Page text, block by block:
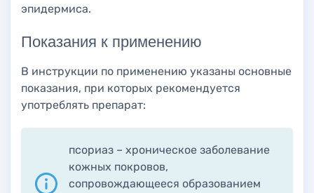
эпидермиса.
Показания к применению
В инструкции по применению указаны основные
показания, при которых рекомендуется
употреблять препарат:
псориаз – хроническое заболевание
кожных покровов,
сопровождающееся образованием